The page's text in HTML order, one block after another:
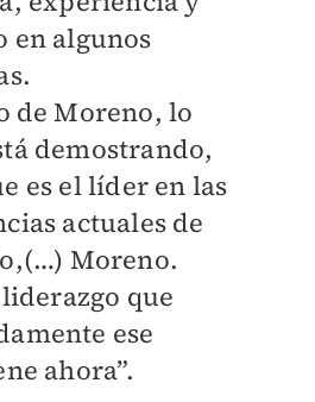
en algunos
de Moreno, lo
demostrando,
es el líder en las
actuales de
Moreno.
que
ese
ahora”.